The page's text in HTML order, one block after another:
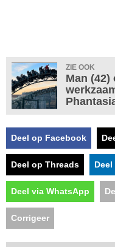
ZIE OOK
Man
Deel op Facebook
Deel op Threads
Deel via WhatsApp
Corrigeer